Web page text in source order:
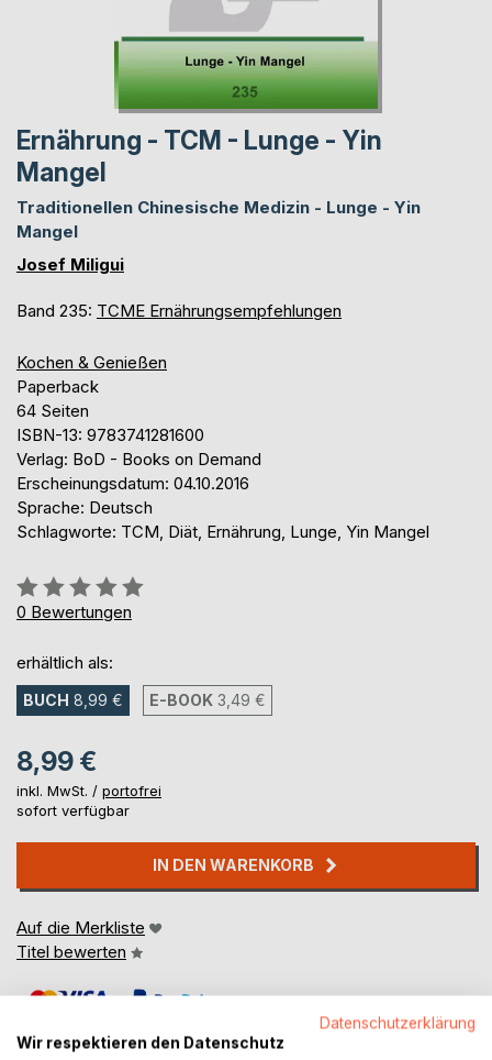
Ernährung - TCM - Lunge - Yin
Mangel
Traditionellen Chinesische Medizin - Lunge - Yin
Mangel
Josef Miligui
Band 235: TCME Ernährungsempfehlungen
Kochen & Genießen
Paperback
64 Seiten
ISBN-13: 9783741281600
Verlag: BoD - Books on Demand
Erscheinungsdatum: 04.10.2016
Sprache: Deutsch
Schlagworte: TCM, Diät, Ernährung, Lunge, Yin Mangel
Bewertung::
0%
0 Bewertungen
erhältlich als:
BUCH 8,99 € E-BOOK 3,49 €
8,99 €
inkl. MwSt. / portofrei
sofort verfügbar
IN DEN WARENKORB
Auf die Merkliste
Titel bewerten
Datenschutzerklärung
Wir respektieren den Datenschutz